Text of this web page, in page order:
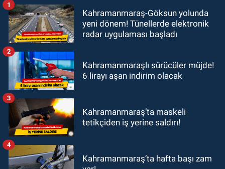
Kahramanmaraş-Göksun yolunda
yeni dönem! Tünellerde elektronik
radar uygulaması başladı
1
Kahramanmaraşlı sürücüler müjde!
6 lirayı aşan indirim olacak
2
Kahramanmaraş’ta maskeli
tetikçiden iş yerine saldırı!
3
Kahramanmaraş’ta hafta başı zam
4